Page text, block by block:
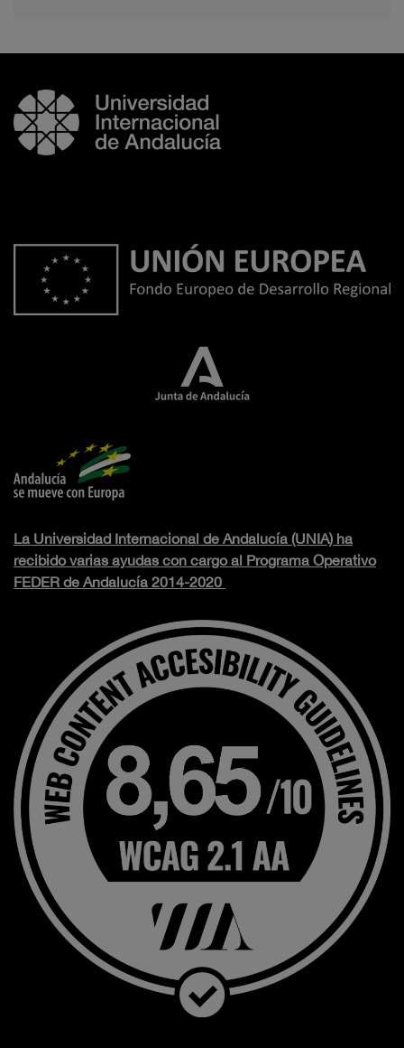
La Universidad Internacional de Andalucía (UNIA) ha
recibido varias ayudas con cargo al Programa Operativo
FEDER de Andalucía 2014-2020